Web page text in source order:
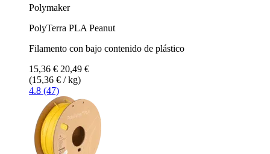
Polymaker
PolyTerra PLA Peanut
Filamento con bajo contenido de plástico
15,36 € 20,49 €
(15,36 € / kg)
4.8 (47)